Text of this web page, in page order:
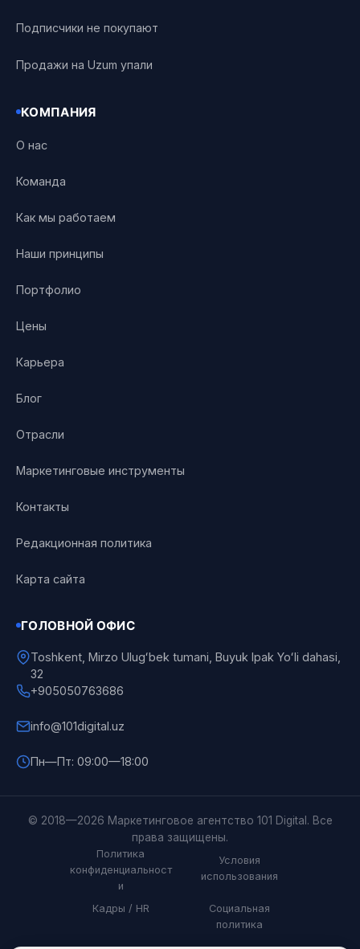
Подписчики не покупают
Продажи на Uzum упали
КОМПАНИЯ
О нас
Команда
Как мы работаем
Наши принципы
Портфолио
Цены
Карьера
Блог
Отрасли
Маркетинговые инструменты
Контакты
Редакционная политика
Карта сайта
ГОЛОВНОЙ ОФИС
Toshkent, Mirzo Ulugʻbek tumani, Buyuk Ipak Yoʻli dahasi,
32
+905050763686
info@101digital.uz
Пн—Пт: 09:00—18:00
© 2018—2026 Маркетинговое агентство 101 Digital. Все
права защищены.
Политика
конфиденциальност
и
Условия
использования
Кадры / HR
Социальная
политика
101 Digital